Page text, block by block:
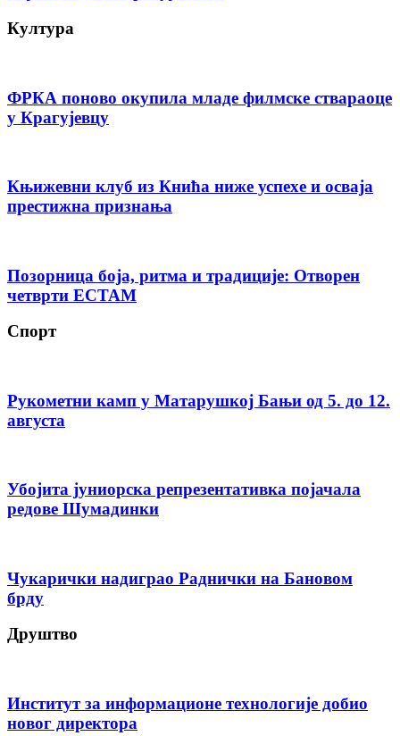
Култура
ФРКА поново окупила младе филмске ствараоце
у Крагујевцу
Књижевни клуб из Кнића ниже успехе и осваја
престижна признања
Позорница боја, ритма и традиције: Отворен
четврти ЕСТАМ
Спорт
Рукометни камп у Матарушкој Бањи од 5. до 12.
августа
Убојита јуниорска репрезентативка појачала
редове Шумадинки
Чукарички надиграо Раднички на Бановом
брду
Друштво
Институт за информационе технологије добио
новог директора